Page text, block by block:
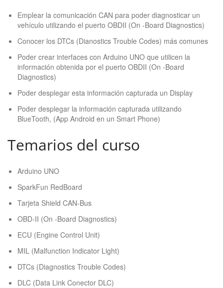
Emplear la comunicación CAN para poder diagnosticar un
vehículo utilizando el puerto OBDII (On -Board Diagnostics)
Conocer los DTCs (Dianostics Trouble Codes) más comunes
Poder crear interfaces con Arduino UNO que utilicen la
información obtenida por el puerto OBDII (On -Board
Diagnostics)
Poder desplegar esta información capturada un Display
Poder desplegar la información capturada utilizando
BlueTooth, (App Android en un Smart Phone)
Temarios del curso
Arduino UNO
SparkFun RedBoard
Tarjeta Shield CAN-Bus
OBD-II (On -Board Diagnostics)
ECU (Engine Control Unit)
MIL (Malfunction Indicator Light)
DTCs (Diagnostics Trouble Codes)
DLC (Data Link Conector DLC)